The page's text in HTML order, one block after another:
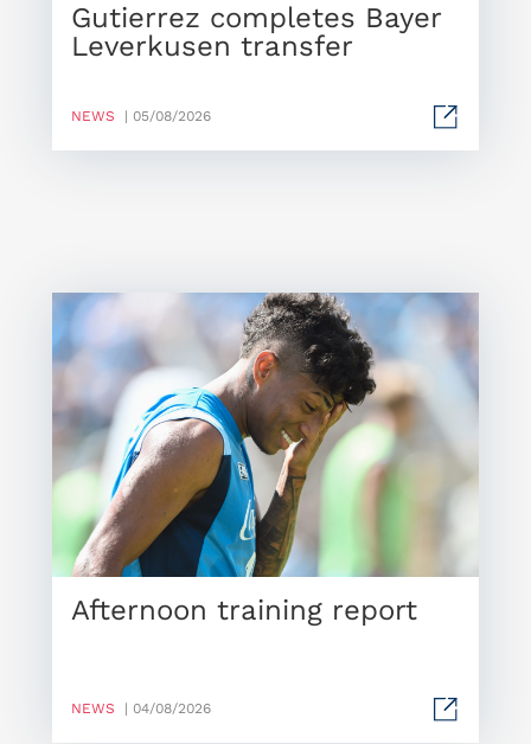
Gutierrez completes Bayer
Leverkusen transfer
NEWS | 05/08/2026
Afternoon training report
NEWS | 04/08/2026